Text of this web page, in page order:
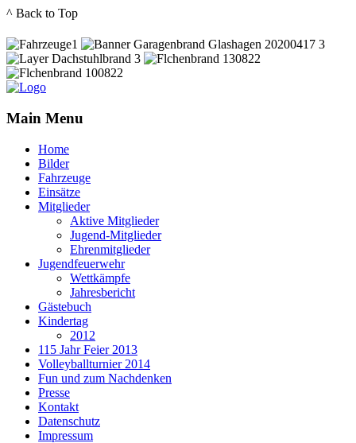
^ Back to Top
Main Menu
Home
Bilder
Fahrzeuge
Einsätze
Mitglieder
Aktive Mitglieder
Jugend-Mitglieder
Ehrenmitglieder
Jugendfeuerwehr
Wettkämpfe
Jahresbericht
Gästebuch
Kindertag
2012
115 Jahr Feier 2013
Volleyballturnier 2014
Fun und zum Nachdenken
Presse
Kontakt
Datenschutz
Impressum